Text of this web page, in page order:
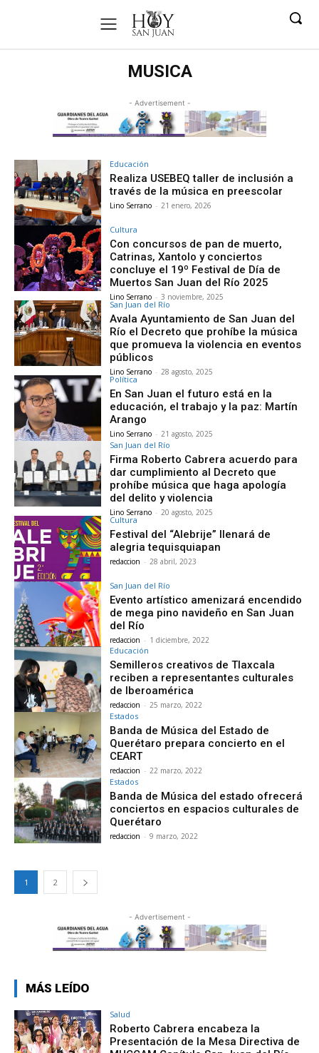
MUSICA
- Advertisement -
Educación
Realiza USEBEQ taller de inclusión a
través de la música en preescolar
Lino Serrano - 21 enero, 2026
Cultura
Con concursos de pan de muerto,
Catrinas, Xantolo y conciertos
concluye el 19º Festival de Día de
Muertos San Juan del Río 2025
Lino Serrano - 3 noviembre, 2025
San Juan del Río
Avala Ayuntamiento de San Juan del
Río el Decreto que prohíbe la música
que promueva la violencia en eventos
públicos
Lino Serrano - 28 agosto, 2025
Política
En San Juan el futuro está en la
educación, el trabajo y la paz: Martín
Arango
Lino Serrano - 21 agosto, 2025
San Juan del Río
Firma Roberto Cabrera acuerdo para
dar cumplimiento al Decreto que
prohíbe música que haga apología
del delito y violencia
Lino Serrano - 20 agosto, 2025
Cultura
Festival del “Alebrije” llenará de
alegria tequisquiapan
redaccion - 28 abril, 2023
San Juan del Río
Evento artístico amenizará encendido
de mega pino navideño en San Juan
del Río
redaccion - 1 diciembre, 2022
Educación
Semilleros creativos de Tlaxcala
reciben a representantes culturales
de Iberoamérica
redaccion - 25 marzo, 2022
Estados
Banda de Música del Estado de
Querétaro prepara concierto en el
CEART
redaccion - 22 marzo, 2022
Estados
Banda de Música del estado ofrecerá
conciertos en espacios culturales de
Querétaro
redaccion - 9 marzo, 2022
1 2
- Advertisement -
MÁS LEÍDO
Salud
Roberto Cabrera encabeza la
Presentación de la Mesa Directiva de